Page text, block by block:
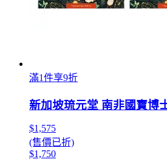
滿1件享9折
新加坡琉元堂 南非國寶博
$1,575
(售價已折)
$1,750